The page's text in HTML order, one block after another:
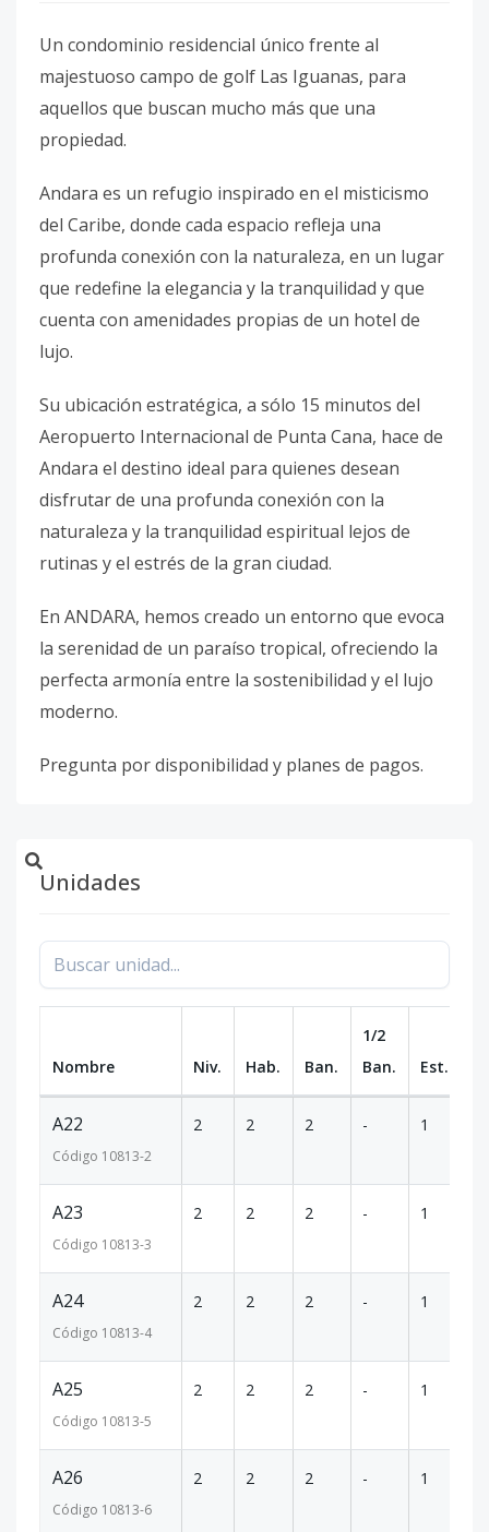
Un condominio residencial único frente al
majestuoso campo de golf Las Iguanas, para
aquellos que buscan mucho más que una
propiedad.
Andara es un refugio inspirado en el misticismo
del Caribe, donde cada espacio refleja una
profunda conexión con la naturaleza, en un lugar
que redefine la elegancia y la tranquilidad y que
cuenta con amenidades propias de un hotel de
lujo.
Su ubicación estratégica, a sólo 15 minutos del
Aeropuerto Internacional de Punta Cana, hace de
Andara el destino ideal para quienes desean
disfrutar de una profunda conexión con la
naturaleza y la tranquilidad espiritual lejos de
rutinas y el estrés de la gran ciudad.
En ANDARA, hemos creado un entorno que evoca
la serenidad de un paraíso tropical, ofreciendo la
perfecta armonía entre la sostenibilidad y el lujo
moderno.
Pregunta por disponibilidad y planes de pagos.
Unidades
Nombre Niv. Hab. Ban.
1/2
Ban.
Est.
A22
Código 10813-2
2 2 2 - 1
A23
Código 10813-3
2 2 2 - 1
A24
Código 10813-4
2 2 2 - 1
A25
Código 10813-5
2 2 2 - 1
A26
Código 10813-6
2 2 2 - 1